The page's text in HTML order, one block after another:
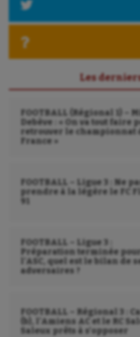
Les
FOOTBALL (Régional 1) –
Debève : « On va tout faire
retrouver le championnat
France »
FOOTBALL – Ligue 3 : Ne
prendre à la légère le FC
91
FOOTBALL – Ligue 3 :
Préparation terminée pour
l’ASC, quel est le bilan de
adversaires ?
FOOTBALL – Régional 3 :
(b), l’Amiens AC et le RC
Saleux prêts à s’opposer